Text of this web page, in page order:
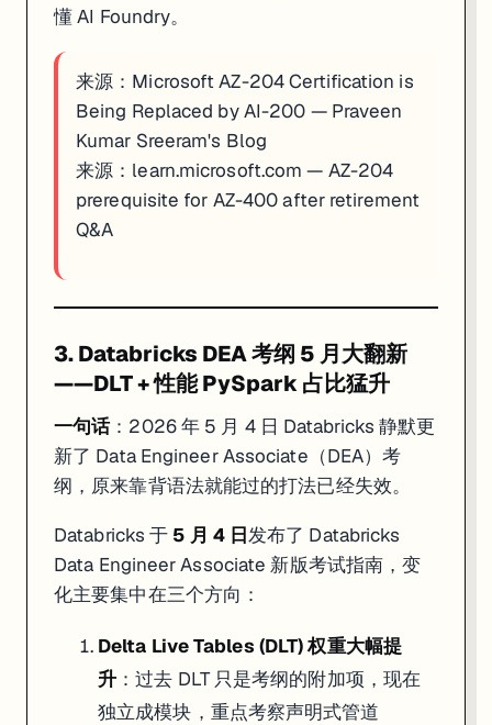
懂 AI Foundry。
来源： Microsoft AZ-204 Certification is
Being Replaced by AI-200 — Praveen
Kumar Sreeram's Blog
来源： learn.microsoft.com — AZ-204
prerequisite for AZ-400 after retirement
Q&A
3. Databricks DEA 考纲 5 月大翻新
——DLT + 性能 PySpark 占比猛升
一句话：2026 年 5 月 4 日 Databricks 静默更
新了 Data Engineer Associate（DEA）考
纲，原来靠背语法就能过的打法已经失效。
Databricks 于 5 月 4 日发布了 Databricks
Data Engineer Associate 新版考试指南，变
化主要集中在三个方向：
Delta Live Tables (DLT) 权重大幅提
升 ：过去 DLT 只是考纲的附加项，现在
独立成模块，重点考察声明式管道